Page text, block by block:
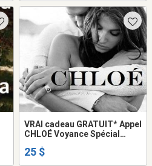
VRAI cadeau GRATUIT* Appel
CHLOÉ Voyance Spécial
couple Prédictions 2026
25 $